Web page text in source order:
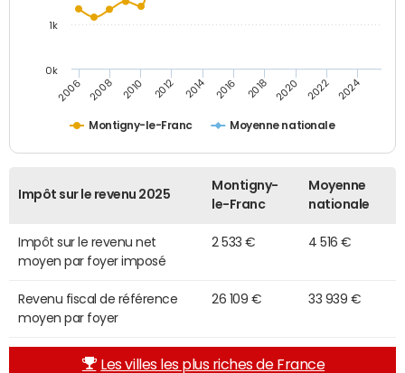
Montigny-le-Franc Moyenne nationale
2006 2008 2010 2012 2014 2016 2018 2020 2022 2024
0k
1k
Impôt sur le revenu 2025
Montigny-
le-Franc
Moyenne
nationale
Impôt sur le revenu net
moyen par foyer imposé
2 533 € 4 516 €
Revenu fiscal de référence
moyen par foyer
26 109 € 33 939 €
Les villes les plus riches de France